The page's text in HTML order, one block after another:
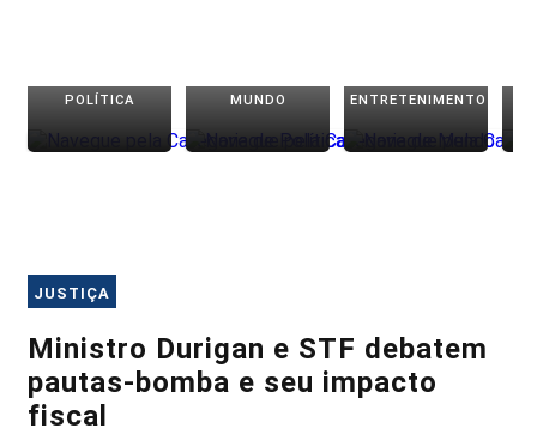
POLÍTICA MUNDO ENTRETENIMENTO
JUSTIÇA
Ministro Durigan e STF debatem
pautas-bomba e seu impacto
fiscal